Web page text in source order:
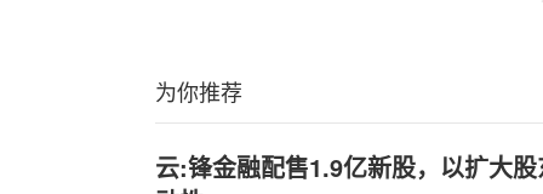
为你推荐
云:锋金融配售1.9亿新股，以扩大